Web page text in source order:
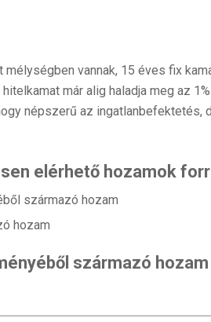
vannak, 15 éves fix
már alig haladja meg az
népszerű az ingatlanbefektetés,
elérhető hozamok
származó hozam
hozam
származó hozam